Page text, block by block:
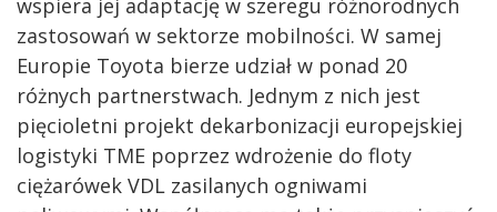
wspiera jej adaptację w szeregu różnorodnych
zastosowań w sektorze mobilności. W samej
Europie Toyota bierze udział w ponad 20
różnych partnerstwach. Jednym z nich jest
pięcioletni projekt dekarbonizacji europejskiej
logistyki TME poprzez wdrożenie do floty
ciężarówek VDL zasilanych ogniwami